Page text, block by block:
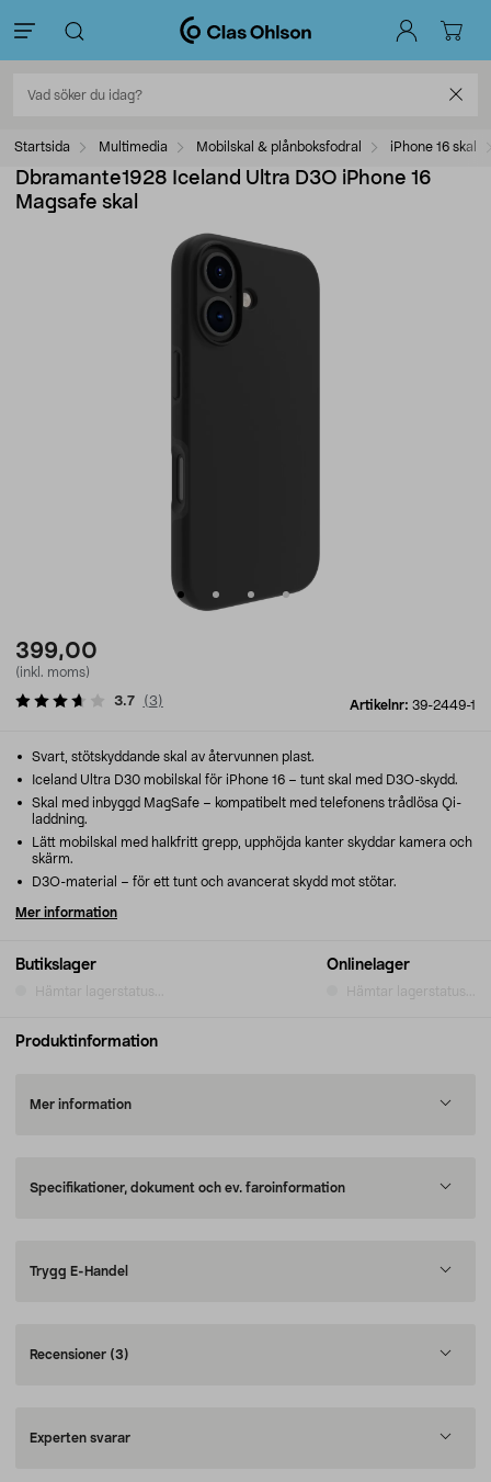
Startsida Multimedia Mobilskal & plånboksfodral iPhone 16 skal
Dbramante1928 Iceland Ultra D3O iPhone 16
Magsafe skal
399,00
(inkl. moms)
Artikelnr: 39-2449-1
3.7 (3)
Butikslager
Hämtar lagerstatus...
Onlinelager
Hämtar lagerstatus...
Svart, stötskyddande skal av återvunnen plast.
Iceland Ultra D30 mobilskal för iPhone 16 – tunt skal med D3O-skydd.
Skal med inbyggd MagSafe – kompatibelt med telefonens trådlösa Qi-
laddning.
Lätt mobilskal med halkfritt grepp, upphöjda kanter skyddar kamera och
skärm.
D3O-material – för ett tunt och avancerat skydd mot stötar.
Mer information
Produktinformation
Mer information
Specifikationer, dokument och ev. faroinformation
Trygg E-Handel
Recensioner (3)
Experten svarar